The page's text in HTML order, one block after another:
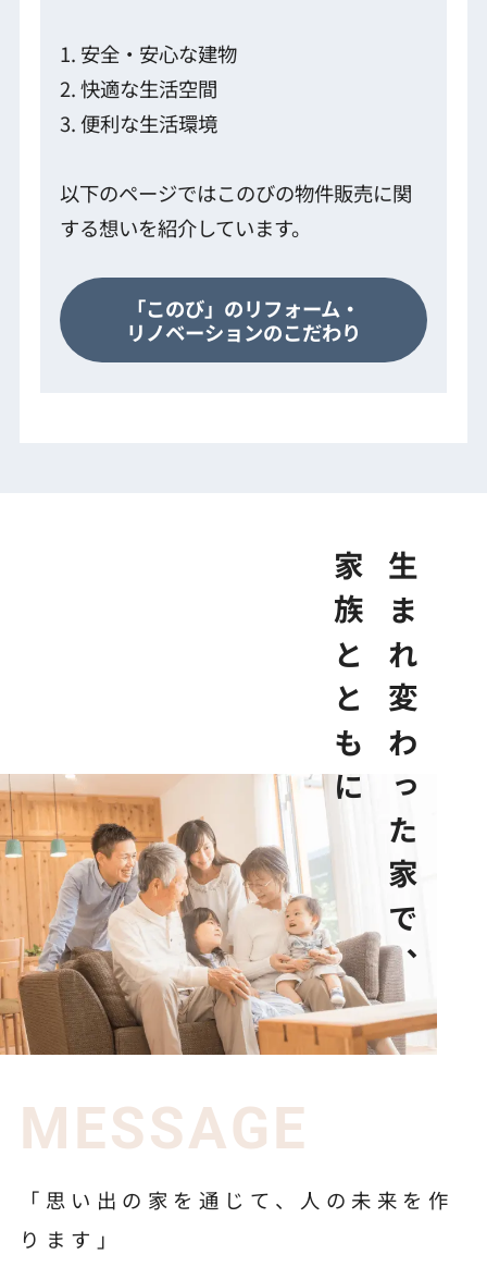
1. 安全・安心な建物
2. 快適な生活空間
3. 便利な生活環境
以下のページではこのびの物件販売に関
する想いを紹介しています。
「このび」のリフォーム・
リノベーションのこだわり
MESSAGE
「思い出の家を通じて、人の未来を作
ります」
家族とともに生まれ変わった家で、